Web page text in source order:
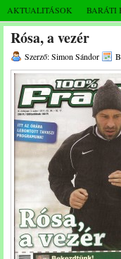
AKTUALITÁSOK BARÁTI
Rósa, a vezér
Szerző: Simon Sándor